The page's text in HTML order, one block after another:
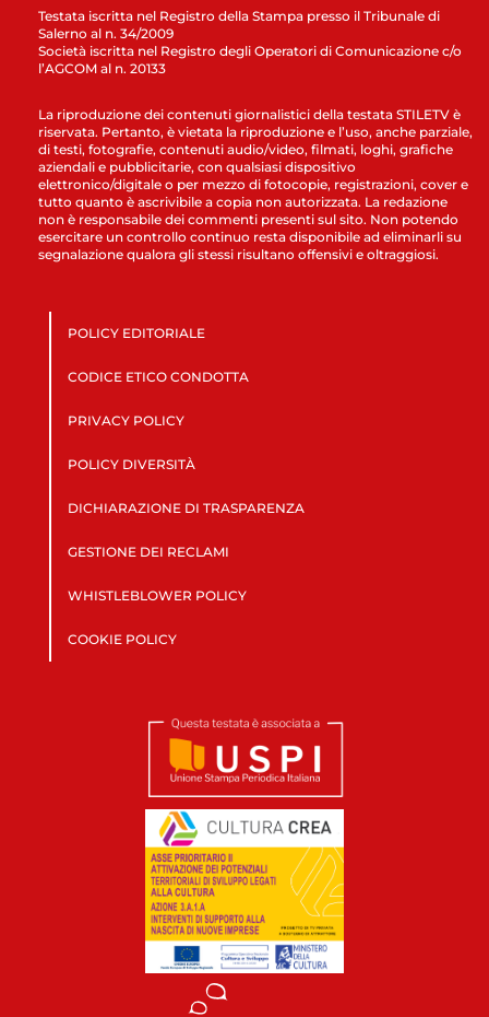
Testata iscritta nel Registro della Stampa presso il Tribunale di
Salerno al n. 34/2009
Società iscritta nel Registro degli Operatori di Comunicazione c/o
l’AGCOM al n. 20133
La riproduzione dei contenuti giornalistici della testata STILETV è
riservata. Pertanto, è vietata la riproduzione e l’uso, anche parziale,
di testi, fotografie, contenuti audio/video, filmati, loghi, grafiche
aziendali e pubblicitarie, con qualsiasi dispositivo
elettronico/digitale o per mezzo di fotocopie, registrazioni, cover e
tutto quanto è ascrivibile a copia non autorizzata. La redazione
non è responsabile dei commenti presenti sul sito. Non potendo
esercitare un controllo continuo resta disponibile ad eliminarli su
segnalazione qualora gli stessi risultano offensivi e oltraggiosi.
POLICY EDITORIALE
CODICE ETICO CONDOTTA
PRIVACY POLICY
POLICY DIVERSITÀ
DICHIARAZIONE DI TRASPARENZA
GESTIONE DEI RECLAMI
WHISTLEBLOWER POLICY
COOKIE POLICY